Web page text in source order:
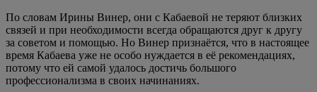
По словам Ирины Винер, они с Кабаевой не теряют близких
связей и при необходимости всегда обращаются друг к другу
за советом и помощью. Но Винер признаётся, что в настоящее
время Кабаева уже не особо нуждается в её рекомендациях,
потому что ей самой удалось достичь большого
профессионализма в своих начинаниях.